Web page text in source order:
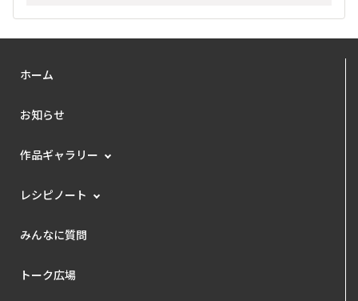
ホーム
お知らせ
作品ギャラリー
レシピノート
みんなに質問
トーク広場